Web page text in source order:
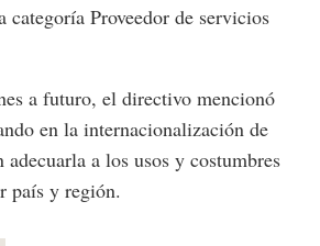
categoría Proveedor de servicios
a futuro, el directivo mencionó
en la internacionalización de
adecuarla a los usos y costumbres
país y región.